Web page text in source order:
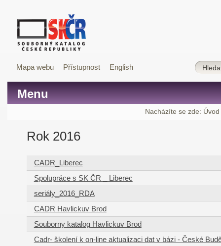
Mapa webu Přístupnost English
Menu
Nacházíte se zde: Úvod
Rok 2016
CADR_Liberec
Spolupráce s SK ČR _ Liberec
seriály_2016_RDA
CADR Havlickuv Brod
Souborny katalog Havlickuv Brod
Cadr- školení k on-line aktualizaci dat v bázi - České